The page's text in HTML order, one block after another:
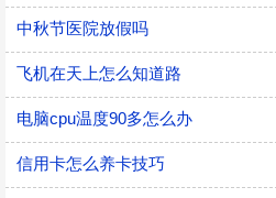
中秋节医院放假吗
飞机在天上怎么知道路
电脑cpu温度90多怎么办
信用卡怎么养卡技巧